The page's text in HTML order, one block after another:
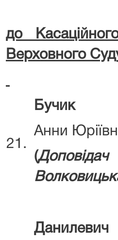
до
Верховного
21.
Бучик
Анни
(Д
Данилевич